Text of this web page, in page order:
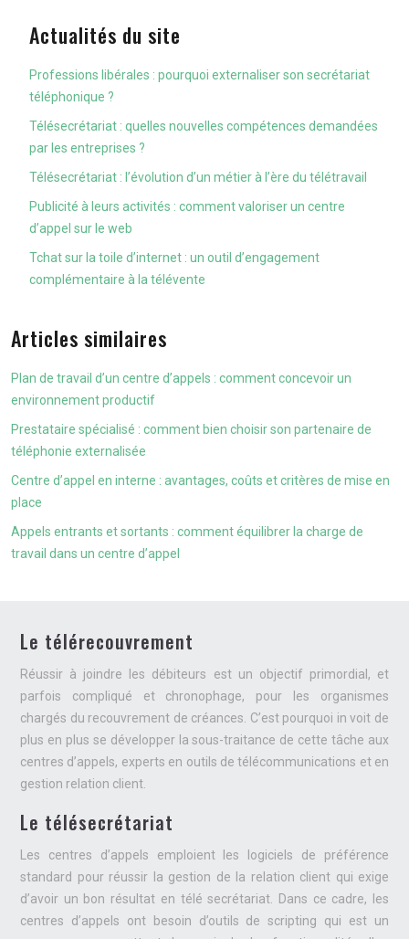
Actualités du site
Professions libérales : pourquoi externaliser son secrétariat
téléphonique ?
Télésecrétariat : quelles nouvelles compétences demandées
par les entreprises ?
Télésecrétariat : l’évolution d’un métier à l’ère du télétravail
Publicité à leurs activités : comment valoriser un centre
d’appel sur le web
Tchat sur la toile d’internet : un outil d’engagement
complémentaire à la télévente
Articles similaires
Plan de travail d’un centre d’appels : comment concevoir un
environnement productif
Prestataire spécialisé : comment bien choisir son partenaire de
téléphonie externalisée
Centre d’appel en interne : avantages, coûts et critères de mise en
place
Appels entrants et sortants : comment équilibrer la charge de
travail dans un centre d’appel
Le télérecouvrement
Réussir à joindre les débiteurs est un objectif primordial, et
parfois compliqué et chronophage, pour les organismes
chargés du recouvrement de créances. C’est pourquoi in voit de
plus en plus se développer la sous-traitance de cette tâche aux
centres d’appels, experts en outils de télécommunications et en
gestion relation client.
Le télésecrétariat
Les centres d’appels emploient les logiciels de préférence
standard pour réussir la gestion de la relation client qui exige
d’avoir un bon résultat en télé secrétariat. Dans ce cadre, les
centres d’appels ont besoin d’outils de scripting qui est un